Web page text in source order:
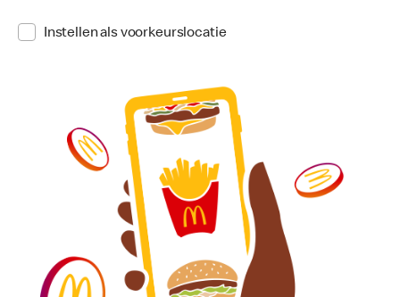
Instellen als voorkeurslocatie